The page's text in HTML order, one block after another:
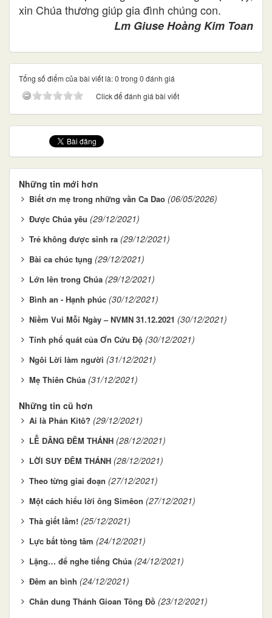
xin Chúa thương giúp gia đình chúng con.
Lm Giuse Hoàng Kim Toan
Tổng số điểm của bài viết là: 0 trong 0 đánh giá
Click để đánh giá bài viết
Những tin mới hơn
Biết ơn mẹ trong những vần Ca Dao (06/05/2026)
Được Chúa yêu (29/12/2021)
Trẻ không được sinh ra (29/12/2021)
Bài ca chúc tụng (29/12/2021)
Lớn lên trong Chúa (29/12/2021)
Bình an - Hạnh phúc (30/12/2021)
Niềm Vui Mỗi Ngày – NVMN 31.12.2021 (30/12/2021)
Tính phổ quát của Ơn Cứu Độ (30/12/2021)
Ngôi Lời làm người (31/12/2021)
Mẹ Thiên Chúa (31/12/2021)
Những tin cũ hơn
Ai là Phản Kitô? (29/12/2021)
LỄ DÂNG ĐÊM THÁNH (28/12/2021)
LỜI SUY ĐÊM THÁNH (28/12/2021)
Theo từng giai đoạn (27/12/2021)
Một cách hiểu lời ông Simêon (27/12/2021)
Thà giết lầm! (25/12/2021)
Lực bất tòng tâm (24/12/2021)
Lặng… để nghe tiếng Chúa (24/12/2021)
Đêm an bình (24/12/2021)
Chân dung Thánh Gioan Tông Đồ (23/12/2021)